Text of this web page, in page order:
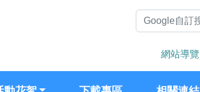
網站導覽